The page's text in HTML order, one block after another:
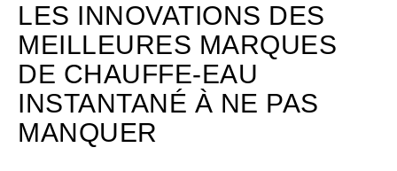
LES INNOVATIONS DES
MEILLEURES MARQUES
DE CHAUFFE-EAU
INSTANTANÉ À NE PAS
MANQUER